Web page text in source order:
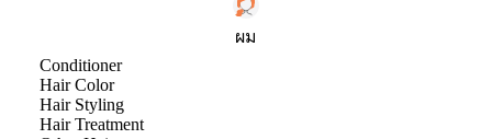
ผม
Conditioner
Hair Color
Hair Styling
Hair Treatment